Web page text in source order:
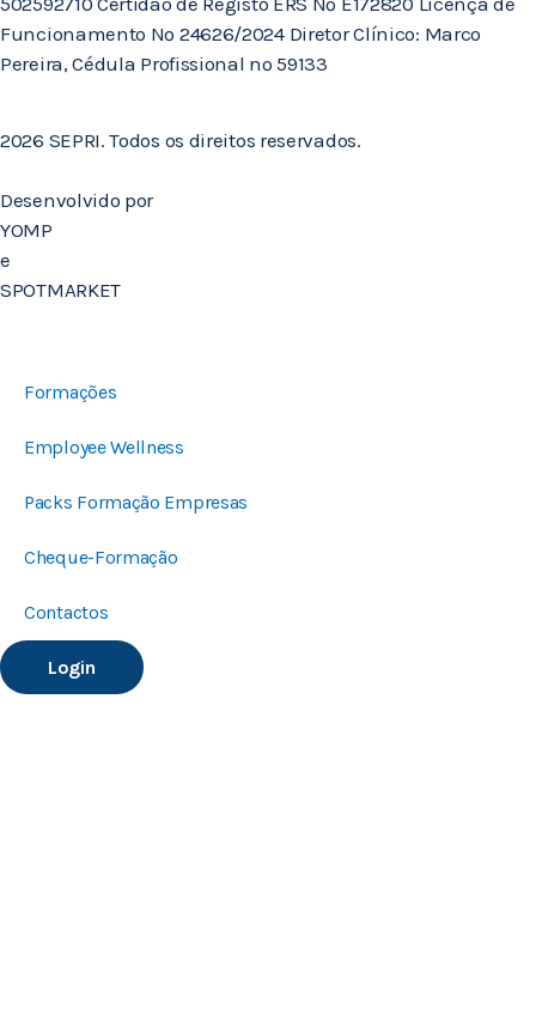
Funcionamento Nº 24626/2024 Diretor Clínico: Marco
Pereira, Cédula Profissional nº 59133
2026 SEPRI. Todos os direitos reservados.
Desenvolvido por
YOMP
e
SPOTMARKET
Formações
Employee Wellness
Packs Formação Empresas
Cheque-Formação
Contactos
Login